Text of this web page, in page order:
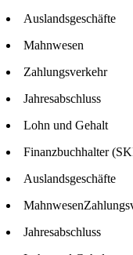
Auslandsgeschäfte
Mahnwesen
Zahlungsverkehr
Jahresabschluss
Lohn und Gehalt
Finanzbuchhalter
Auslandsgeschäfte
Jahresabschluss